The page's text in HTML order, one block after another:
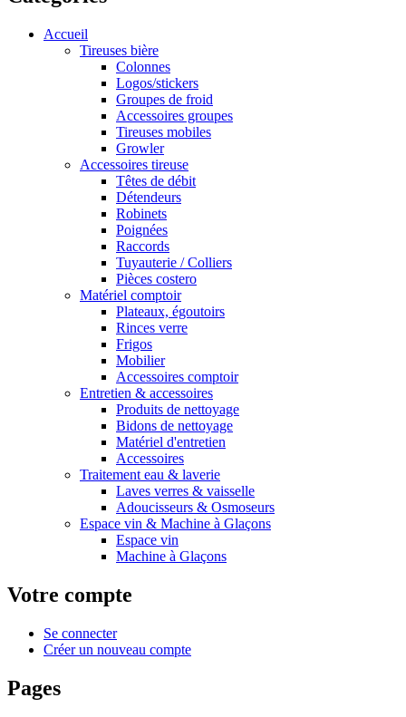
Accueil
Tireuses bière
Colonnes
Logos/stickers
Groupes de froid
Accessoires groupes
Tireuses mobiles
Growler
Accessoires tireuse
Têtes de débit
Détendeurs
Robinets
Poignées
Raccords
Tuyauterie / Colliers
Pièces costero
Matériel comptoir
Plateaux, égoutoirs
Rinces verre
Frigos
Mobilier
Accessoires comptoir
Entretien & accessoires
Produits de nettoyage
Bidons de nettoyage
Matériel d'entretien
Accessoires
Traitement eau & laverie
Laves verres & vaisselle
Adoucisseurs & Osmoseurs
Espace vin & Machine à Glaçons
Espace vin
Machine à Glaçons
Votre compte
Se connecter
Créer un nouveau compte
Pages